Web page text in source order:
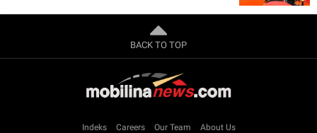
BACK TO TOP
Indeks Careers Our Team About Us